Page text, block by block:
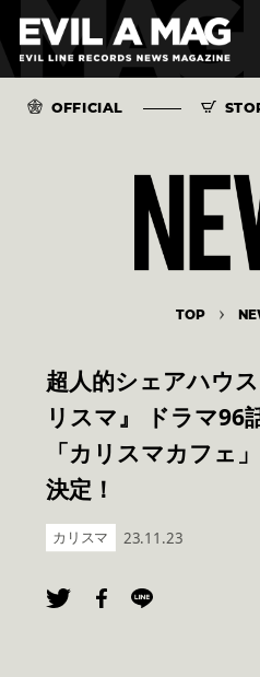
OFFICIAL
TOP
超人的シェアハウ
リスマ』 ドラマ96
「カリスマカフェ
決定！
カリスマ 23.11.23